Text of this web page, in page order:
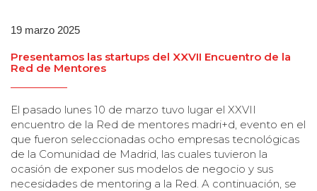
19 marzo 2025
Presentamos las startups del XXVII Encuentro de la
Red de Mentores
El pasado lunes 10 de marzo tuvo lugar el XXVII
encuentro de la Red de mentores madri+d, evento en el
que fueron seleccionadas ocho empresas tecnológicas
de la Comunidad de Madrid, las cuales tuvieron la
ocasión de exponer sus modelos de negocio y sus
necesidades de mentoring a la Red. A continuación, se